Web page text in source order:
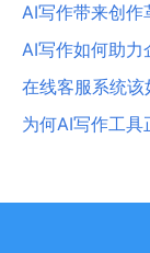
AI写作带来创作
AI写作如何助力
在线客服系统该
为何AI写作工具